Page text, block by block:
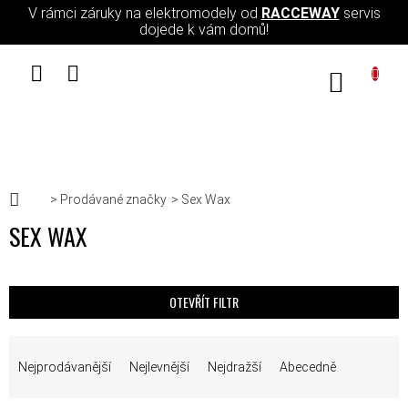
Přejít na obsah
V rámci záruky na elektromodely od RACCEWAYservis
dojede k vám domů!
Domů
Prodávané značky Sex Wax
SEX WAX
OTEVŘÍT FILTR
Nejprodávanější Nejlevnější Nejdražší Abecedně